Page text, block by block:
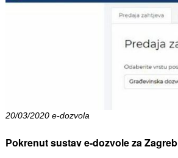
20/03/2020 e-dozvola
Pokrenut sustav e-dozvole za Zagreb